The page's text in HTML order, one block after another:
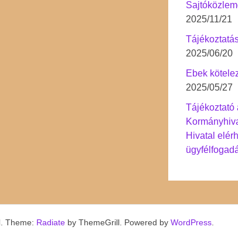
2025/11/21
2025/06/20
Ebek
2025/05/27
Tájékoztató
Hivatal
Theme: Radiate by ThemeGrill. Powered by WordPress